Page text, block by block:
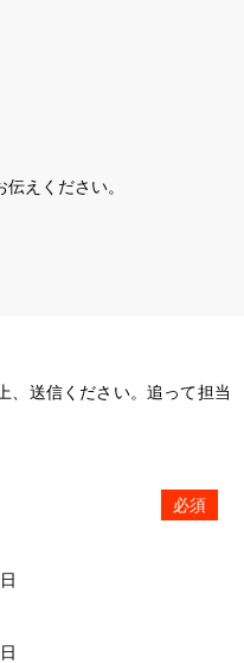
えください。
、送信ください。追って担当
必須
日
日